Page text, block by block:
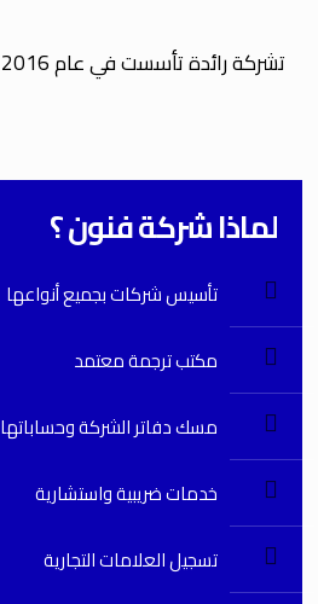
لماذا شركة فنون ؟
تأسيس شركات بجميع أنواعها
مكتب ترجمة معتمد
مسك دفاتر الشركة وحساباتها
خدمات ضريبية واستشارية
تسجيل العلامات التجارية